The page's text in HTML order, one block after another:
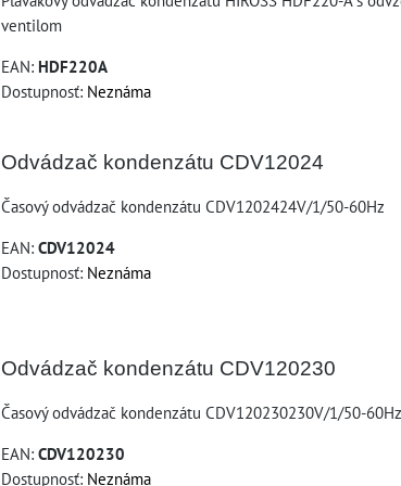
ventilom
EAN: HDF220A
Dostupnosť: Neznáma
Odvádzač kondenzátu CDV12024
Časový odvádzač kondenzátu CDV1202424V/1/50-60Hz
EAN: CDV12024
Dostupnosť: Neznáma
Odvádzač kondenzátu CDV120230
Časový odvádzač kondenzátu CDV120230230V/1/50-60Hz
EAN: CDV120230
Dostupnosť: Neznáma